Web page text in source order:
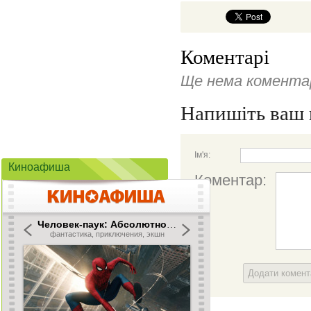
Коментарі
Ще нема
Напишіть ваш
Ім'я:
Коментар:
Додати
Киноафиша